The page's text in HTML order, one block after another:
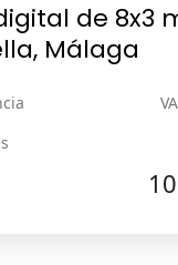
de 8x3
Málaga